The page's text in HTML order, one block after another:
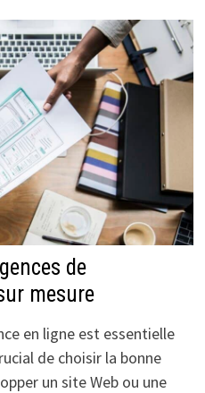
de
mesure
en ligne est essentielle
de choisir la bonne
un site Web ou une